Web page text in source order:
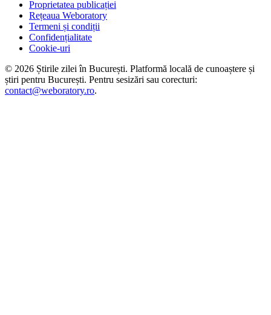
Proprietatea publicației
Rețeaua Weboratory
Termeni și condiții
Confidențialitate
Cookie-uri
© 2026 Știrile zilei în București. Platformă locală de cunoaștere și
știri pentru București. Pentru sesizări sau corecturi:
contact@weboratory.ro.